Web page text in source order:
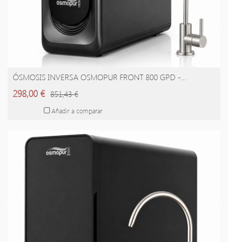
AÑADIR A LA CESTA
ÓSMOSIS INVERSA OSMOPUR FRONT 800 GPD -...
298,00 € 851,43 €
Añadir a comparar